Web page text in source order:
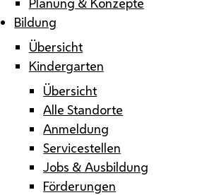
Bildung
Übersicht
Kindergarten
Übersicht
Alle Standorte
Anmeldung
Servicestellen
Jobs & Ausbildung
Förderungen